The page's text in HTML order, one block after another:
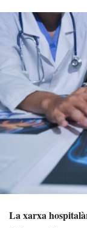
La xarxa